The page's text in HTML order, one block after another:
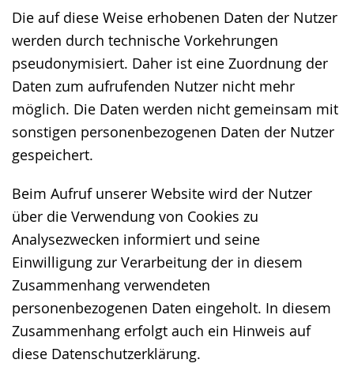
Die auf diese Weise erhobenen Daten der Nutzer
werden durch technische Vorkehrungen
pseudonymisiert. Daher ist eine Zuordnung der
Daten zum aufrufenden Nutzer nicht mehr
möglich. Die Daten werden nicht gemeinsam mit
sonstigen personenbezogenen Daten der Nutzer
gespeichert.
Beim Aufruf unserer Website wird der Nutzer
über die Verwendung von Cookies zu
Analysezwecken informiert und seine
Einwilligung zur Verarbeitung der in diesem
Zusammenhang verwendeten
personenbezogenen Daten eingeholt. In diesem
Zusammenhang erfolgt auch ein Hinweis auf
diese Datenschutzerklärung.